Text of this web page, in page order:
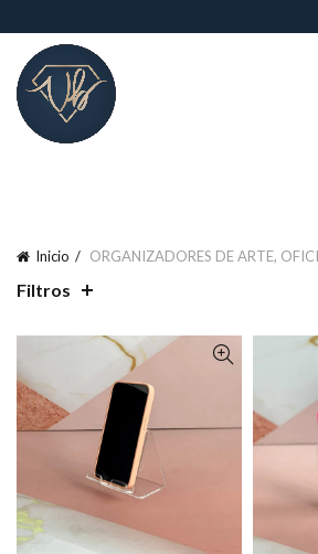
Inicio ORGANIZADORES DE ARTE,
Filtros